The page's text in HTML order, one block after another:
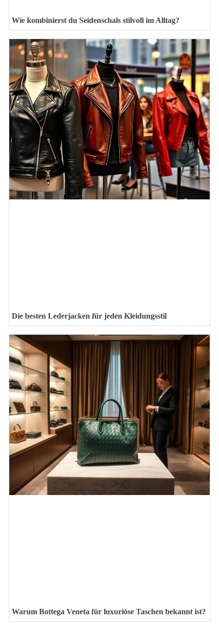
Wie kombinierst du Seidenschals stilvoll im Alltag?
Die besten Lederjacken für jeden Kleidungsstil
Warum Bottega Veneta für luxuriöse Taschen bekannt ist?